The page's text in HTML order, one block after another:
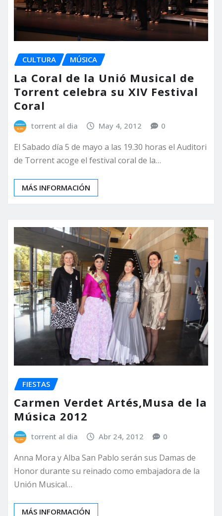
CULTURA MÚSICA
La Coral de la Unió Musical de
Torrent celebra su XIV Festival
Coral
torrent al dia May 4, 2012 0
El Sabado día 5 de mayo a las 19.30 horas el Auditori
de Torrent acoge el festival coral de la…
MÁS INFORMACIÓN
FIESTAS
Carmen Verdet Artés,Musa de la
Música 2012
torrent al dia Abr 24, 2012 0
Anna Mora y Alba San Pablo serán sus Damas de
Honor durante su reinado como embajadora de la
Unión Musical…
MÁS INFORMACIÓN